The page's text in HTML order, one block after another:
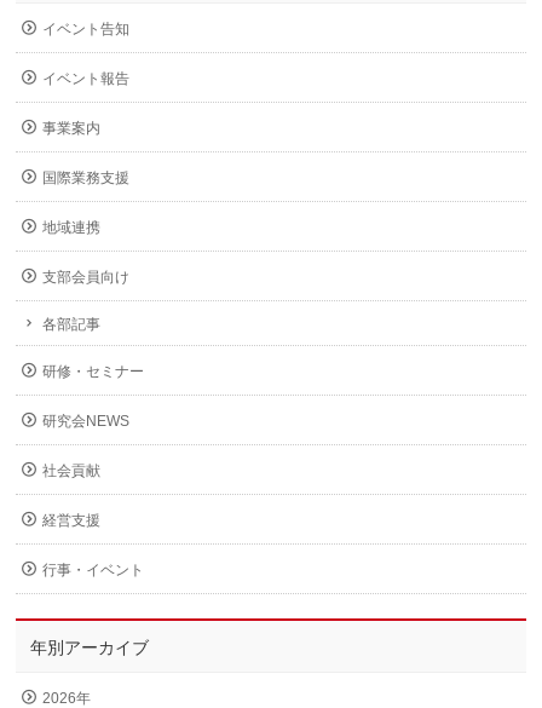
イベント告知
イベント報告
事業案内
国際業務支援
地域連携
支部会員向け
各部記事
研修・セミナー
研究会NEWS
社会貢献
経営支援
行事・イベント
年別アーカイブ
2026年